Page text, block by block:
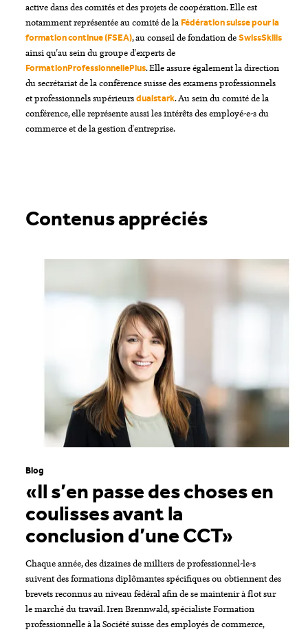
active dans des comités et des projets de coopération. Elle est
notamment représentée au comité de laFédération suisse pour la
formation continue (FSEA), au conseil de fondation deSwissSkills
ainsi qu'au sein du groupe d'experts de
FormationProfessionnellePlus. Elle assure également la direction
du secrétariat de la conférence suisse des examens professionnels
et professionnels supérieursdualstark. Au sein du comité de la
conférence, elle représente aussi les intérêts des employé-e-s du
commerce et de la gestion d'entreprise.
Contenus appréciés
«Il s’en passe des choses en
coulisses avant la
conclusion d’une CCT»
Blog
Chaque année, des dizaines de milliers de professionnel-le-s
suivent des formations diplômantes spécifiques ou obtiennent des
brevets reconnus au niveau fédéral afin de se maintenir à flot sur
le marché du travail. Iren Brennwald, spécialiste Formation
professionnelle à la Société suisse des employés de commerce,